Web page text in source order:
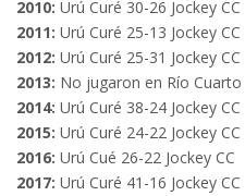
2010: Urú Curé 30-26 Jockey CC
2011: Urú Curé 25-13 Jockey CC
2012: Urú Curé 25-31 Jockey CC
2013: No jugaron en Río Cuarto
2014: Urú Curé 38-24 Jockey CC
2015: Urú Curé 24-22 Jockey CC
2016: Urú Cué 26-22 Jockey CC
2017: Urú Curé 41-16 Jockey CC